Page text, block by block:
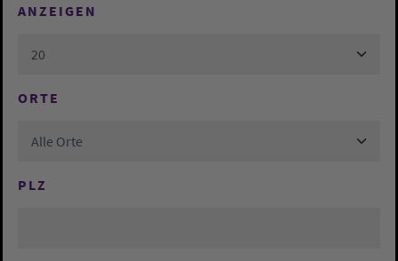
ANZEIGEN
20
ORTE
Alle Orte
PLZ